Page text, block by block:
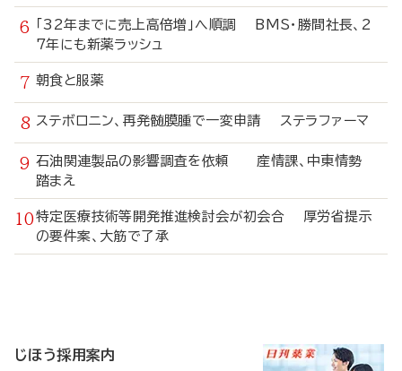
「32年までに売上高倍増」へ順調 BMS・勝間社長、2
7年にも新薬ラッシュ
朝食と服薬
ステボロニン、再発髄膜腫で一変申請 ステラファーマ
石油関連製品の影響調査を依頼 産情課、中東情勢
踏まえ
特定医療技術等開発推進検討会が初会合 厚労省提示
の要件案、大筋で了承
じほう採用案内